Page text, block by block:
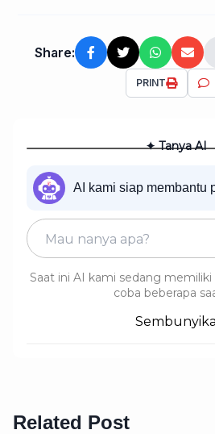
Share:
PRINT
✦ Tanya AI
AI kami siap membantu
Saat ini AI kami sedang
coba beberapa
Related Post